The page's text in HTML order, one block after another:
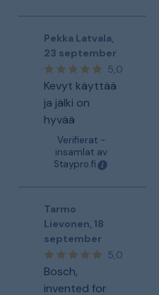
Pekka Latvala,
23 september
5,0
Kevyt käyttää
ja jälki on
hyvää
Verifierat -
insamlat av
Staypro.fi
Tarmo
Lievonen, 18
september
5,0
Bosch,
invented for